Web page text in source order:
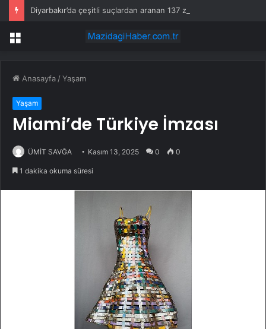
Diyarbakır’da çeşitli suçlardan aranan 137 zanlı yakalandı
Menü
Anasayfa /Yaşam
Yaşam
Miami’de Türkiye İmzası
ÜMİT SAVĞA Kasım 13, 2025 0 0
1 dakika okuma süresi